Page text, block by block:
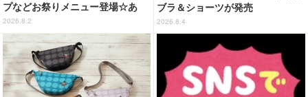
プなどお祭りメニュー登場☆あ
の“麦わら帽子”もグッズ化!? 【U
SJ「ワンピース・プレミア・サマ
ー」が開幕】
2026.8.2
ブラ＆ショーツが発売
2026.8.4